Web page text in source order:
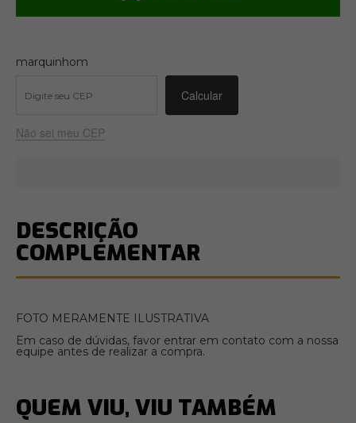
marquinhom
Não sei meu CEP
DESCRIÇÃO
COMPLEMENTAR
FOTO MERAMENTE ILUSTRATIVA
Em caso de dúvidas, favor entrar em contato com a nossa
equipe antes de realizar a compra.
QUEM VIU, VIU TAMBÉM